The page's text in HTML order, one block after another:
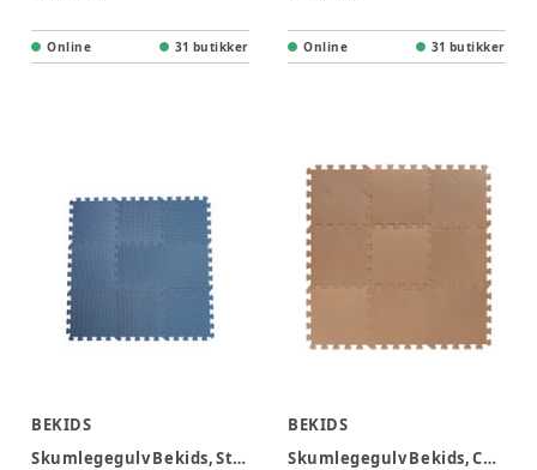
Online 31 butikker Online 31 butikker
BEKIDS
Skumlegegulv Bekids, Støvet Blå 9 stk
BEKIDS
Skumlegegulv Bekids, Cappuccino 9 stk